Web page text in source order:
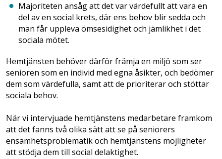
Majoriteten ansåg att det var värdefullt att vara en
del av en social krets, där ens behov blir sedda och
man får uppleva ömsesidighet och jämlikhet i det
sociala mötet.
Hemtjänsten behöver därför främja en miljö som ser
senioren som en individ med egna åsikter, och bedömer
dem som värdefulla, samt att de prioriterar och stöttar
sociala behov.
När vi intervjuade hemtjänstens medarbetare framkom
att det fanns två olika sätt att se på seniorers
ensamhetsproblematik och hemtjänstens möjligheter
att stödja dem till social delaktighet.